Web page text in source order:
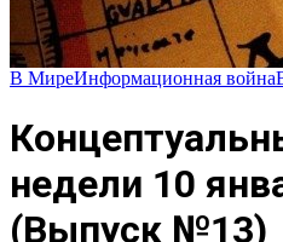
В МиреИнформационная война
недели 10
(Выпуск №13)